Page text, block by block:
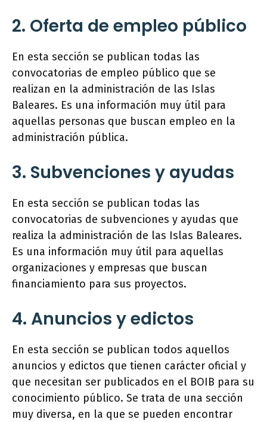
2. Oferta de empleo público
En esta sección se publican todas las
convocatorias de empleo público que se
realizan en la administración de las Islas
Baleares. Es una información muy útil para
aquellas personas que buscan empleo en la
administración pública.
3. Subvenciones y ayudas
En esta sección se publican todas las
convocatorias de subvenciones y ayudas que
realiza la administración de las Islas Baleares.
Es una información muy útil para aquellas
organizaciones y empresas que buscan
financiamiento para sus proyectos.
4. Anuncios y edictos
En esta sección se publican todos aquellos
anuncios y edictos que tienen carácter oficial y
que necesitan ser publicados en el BOIB para su
conocimiento público. Se trata de una sección
muy diversa, en la que se pueden encontrar